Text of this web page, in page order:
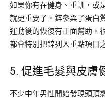
如果你有在健身、重訓，或
就更重要了。鋅參與了蛋白
運動後的恢復有正面幫助。
都會特別把鋅列入重點項目
5. 促進毛髮與皮膚
不少中年男性開始發現頭頂